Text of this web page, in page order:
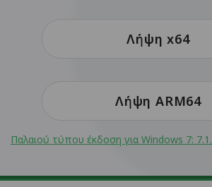
Λήψη x64
Λήψη ARM64
Παλαιού τύπου έκδοση για Windows 7: